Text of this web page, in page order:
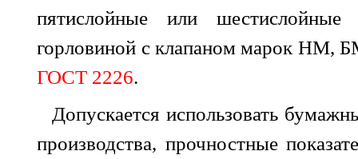
пятислойные или
горловиной с клапаном марок
ГОСТ 2226.
Допускается использовать
производства, прочностные